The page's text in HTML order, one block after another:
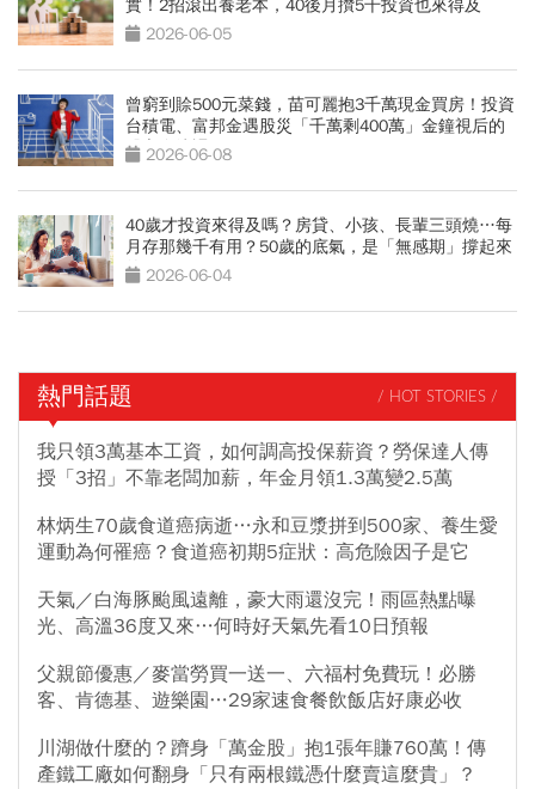
實！2招滾出養老本，40後月攢5千投資也來得及
2026-06-05
曾窮到賒500元菜錢，苗可麗抱3千萬現金買房！投資
台積電、富邦金遇股災「千萬剩400萬」金鐘視后的
股市血淚課
2026-06-08
40歲才投資來得及嗎？房貸、小孩、長輩三頭燒…每
月存那幾千有用？50歲的底氣，是「無感期」撐起來
的 2026-06-04
熱門話題 / HOT STORIES /
我只領3萬基本工資，如何調高投保薪資？勞保達人傳
授「3招」不靠老闆加薪，年金月領1.3萬變2.5萬
林炳生70歲食道癌病逝…永和豆漿拼到500家、養生愛
運動為何罹癌？食道癌初期5症狀：高危險因子是它
天氣／白海豚颱風遠離，豪大雨還沒完！雨區熱點曝
光、高溫36度又來…何時好天氣先看10日預報
父親節優惠／麥當勞買一送一、六福村免費玩！必勝
客、肯德基、遊樂園…29家速食餐飲飯店好康必收
川湖做什麼的？躋身「萬金股」抱1張年賺760萬！傳
產鐵工廠如何翻身「只有兩根鐵憑什麼賣這麼貴」？